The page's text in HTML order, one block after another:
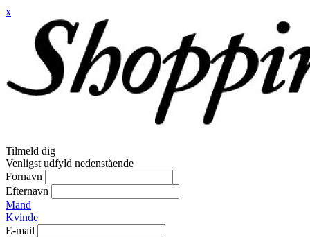
x
Tilmeld dig
Venligst udfyld nedenstående
Fornavn
Efternavn
Mand
Kvinde
E-mail